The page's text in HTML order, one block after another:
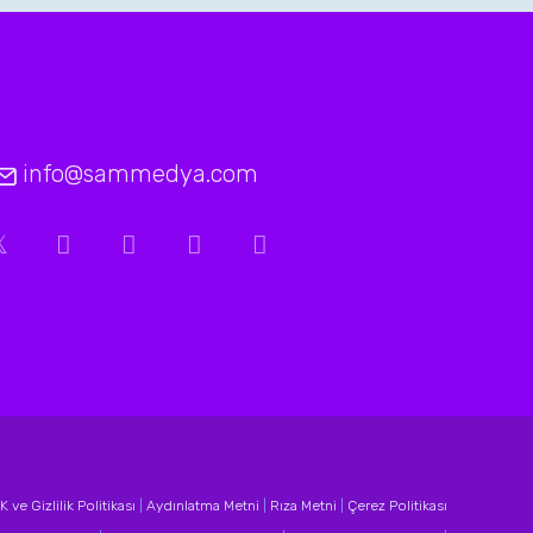
info@sammedya.com
ve Gizlilik Politikası Aydınlatma Metni Rıza Metni
Çerez Politikası